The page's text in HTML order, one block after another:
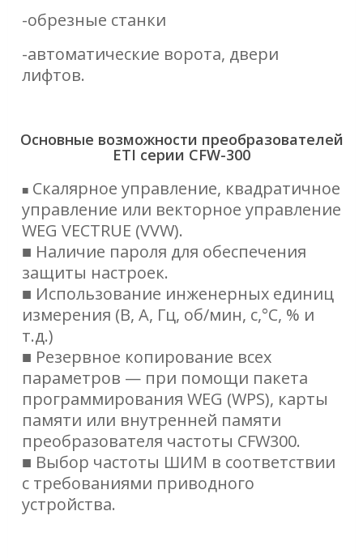
-обрезные станки
-автоматические ворота, двери
лифтов.
Основные возможности преобразователей
ETI серии CFW-300
■ Скалярное управление, квадратичное
управление или векторное управление
WEG VECTRUE (VVW).
■ Наличие пароля для обеспечения
защиты настроек.
■ Использование инженерных единиц
измерения (В, A, Гц, об/мин, с,°C, % и
т.д.)
■ Резервное копирование всех
параметров — при помощи пакета
программирования WEG (WPS), карты
памяти или внутренней памяти
преобразователя частоты CFW300.
■ Выбор частоты ШИМ в соответствии
с требованиями приводного
устройства.